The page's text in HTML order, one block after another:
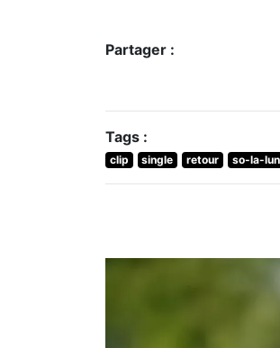
Partager :
Tags :
clip single retour so-la-